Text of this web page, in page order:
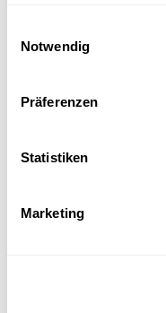
Notwendig
Präferenzen
Statistiken
Marketing
& abholen!Natürlich